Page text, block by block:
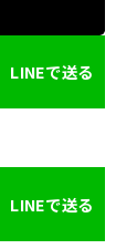
LINEで送る
LINEで送る